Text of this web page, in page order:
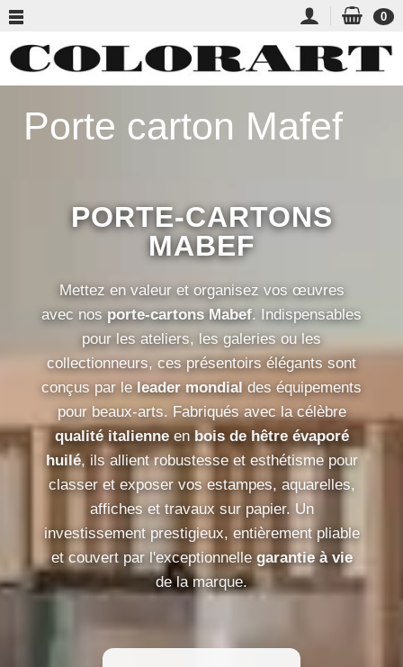
0
Porte carton Mafef
PORTE-CARTONS
MABEF
Mettez en valeur et organisez vos œuvres
avec nosporte-cartons Mabef. Indispensables
pour les ateliers, les galeries ou les
collectionneurs, ces présentoirs élégants sont
conçus par leleader mondialdes équipements
pour beaux-arts. Fabriqués avec la célèbre
qualité italienneen bois de hêtre évaporé
huilé, ils allient robustesse et esthétisme pour
classer et exposer vos estampes, aquarelles,
affiches et travaux sur papier. Un
investissement prestigieux, entièrement pliable
et couvert par l'exceptionnelle garantie à vie
de la marque.